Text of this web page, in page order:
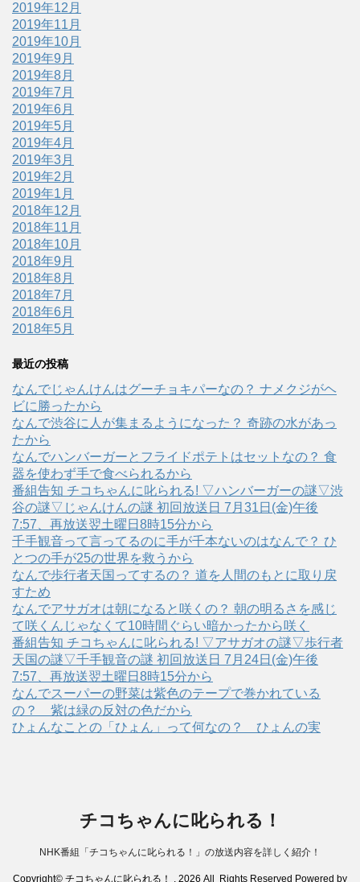
2019年12月
2019年11月
2019年10月
2019年9月
2019年8月
2019年7月
2019年6月
2019年5月
2019年4月
2019年3月
2019年2月
2019年1月
2018年12月
2018年11月
2018年10月
2018年9月
2018年8月
2018年7月
2018年6月
2018年5月
最近の投稿
なんでじゃんけんはグーチョキパーなの？ ナメクジがヘ
ビに勝ったから
なんで渋谷に人が集まるようになった？ 奇跡の水があっ
たから
なんでハンバーガーとフライドポテトはセットなの？ 食
器を使わず手で食べられるから
番組告知 チコちゃんに叱られる! ▽ハンバーガーの謎▽渋
谷の謎▽じゃんけんの謎 初回放送日 7月31日(金)午後
7:57、再放送翌土曜日8時15分から
千手観音って言ってるのに手が千本ないのはなんで？ ひ
とつの手が25の世界を救うから
なんで歩行者天国ってするの？ 道を人間のもとに取り戻
すため
なんでアサガオは朝になると咲くの？ 朝の明るさを感じ
て咲くんじゃなくて10時間ぐらい暗かったから咲く
番組告知 チコちゃんに叱られる! ▽アサガオの謎▽歩行者
天国の謎▽千手観音の謎 初回放送日 7月24日(金)午後
7:57、再放送翌土曜日8時15分から
なんでスーパーの野菜は紫色のテープで巻かれている
の？ 紫は緑の反対の色だから
ひょんなことの「ひょん」って何なの？ ひょんの実
チコちゃんに叱られる！
NHK番組「チコちゃんに叱られる！」の放送内容を詳しく紹介！
Copyright© チコちゃんに叱られる！ , 2026 All Rights Reserved Powered by